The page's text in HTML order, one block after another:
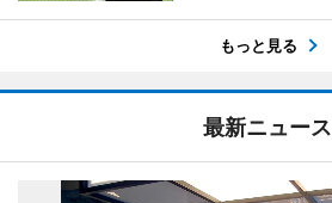
もっと見る
最新ニュース